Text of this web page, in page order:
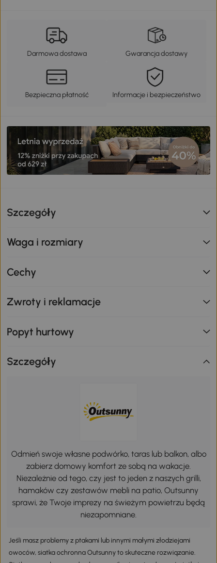
Darmowa dostawa Gwarancja dostawy
Bezpieczna płatność Informacje i bezpieczeństwo
Szczegóły
Waga i rozmiary
Cechy
Zwroty i reklamacje
Popyt hurtowy
Szczegóły
Odmień swoje własne podwórko, taras lub balkon, albo
zabierz domowy komfort ze sobą na wakacje.
Niezależnie od tego, czy jest to jeden z naszych grilli,
hamaków czy zestawów mebli na patio, Outsunny
sprawi, że Twoje imprezy na świeżym powietrzu będą
niezapomniane.
Jeśli masz problemy z ptakami lub innymi małymi złodziejami
owoców, siatka ochronna Outsunny to skuteczne rozwiązanie.